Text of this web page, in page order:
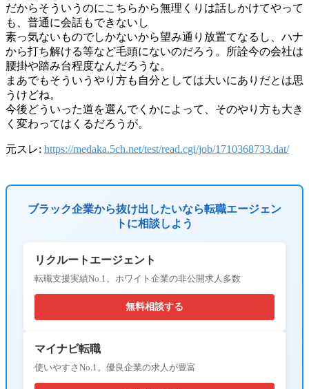
だからそういうのにこちらから無理くりは話しかけてやって
も、普通に会話もできないし
素っ気ないものでしかないから望み通り放置てなるし、ハナ
から打ち解ける等など毛頭にないのだろう。所詮今の会社は
腰掛や踏み台程度なんだろうな。
まあでもそういうやり方も自分としては大いにありだとは思
うけどね。
今後どういった道を選んでくかによって、そのやり方も大き
く変わってはくるだろうが。
元スレ: https://medaka.5ch.net/test/read.cgi/job/1710368733.dat/
ブラック企業から抜け出したいなら転職エージェン
トに相談しよう
リクルートエージェント
転職支援実績No.1。ホワイト企業の非公開求人多数
無料相談する
マイナビ転職
使いやすさNo.1。優良企業の求人が豊富